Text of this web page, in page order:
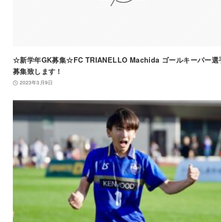
☆新学年GK募集☆FC TRIANELLO Machida ゴールキーパー選
募集致します！
2023年3月9日